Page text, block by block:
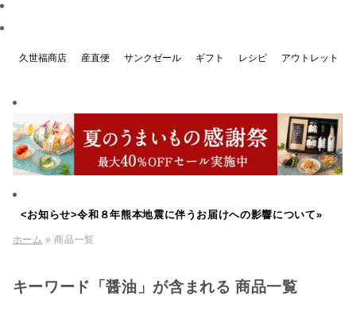
久世福商店 産直便 サンクゼール ギフト レシピ アウトレット
<お知らせ>令和８年熊本地震に伴うお届けへの影響について»
ホーム » 商品一覧
キーワード「醤油」が含まれる 商品一覧